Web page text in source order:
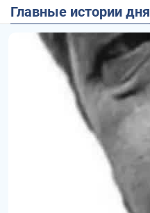
Главные истории дня